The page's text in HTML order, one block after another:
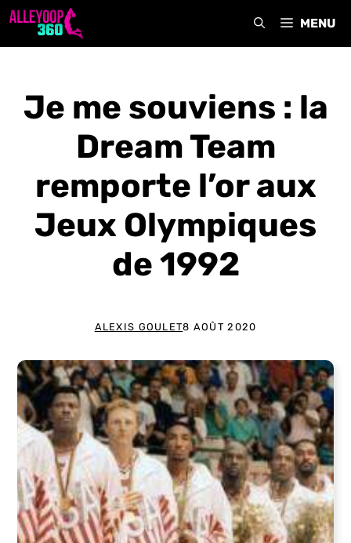
Aller
MENU
Je me souviens : la
Dream Team
remporte l’or aux
Jeux Olympiques
de 1992
ALEXIS GOULET8 AOÛT 2020